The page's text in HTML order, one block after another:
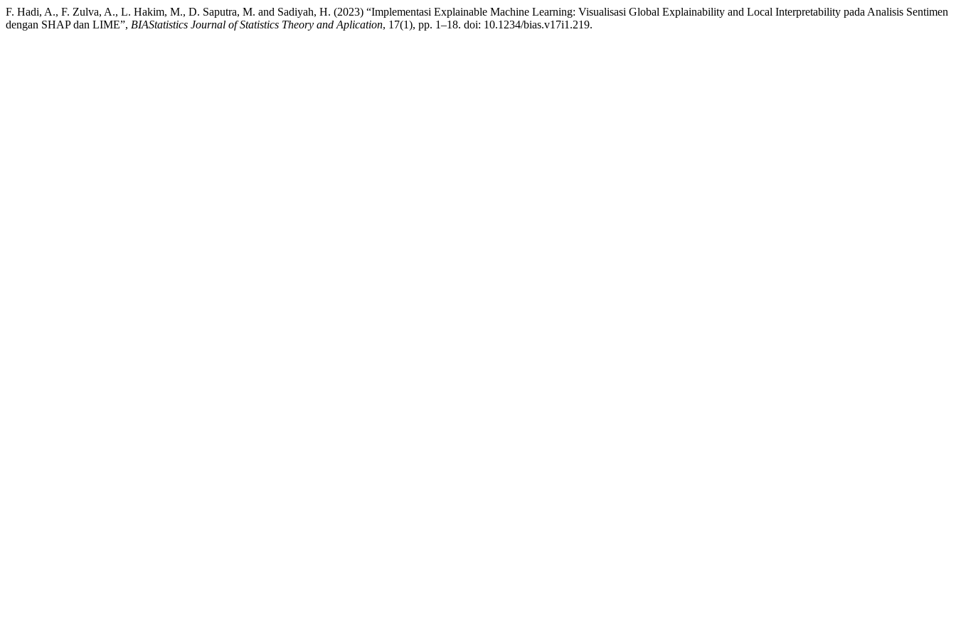
F. Hadi, A., F. Zulva, A., L. Hakim, M., D. Saputra, M. and Sadiyah, H. (2023) “Implementasi Explainable Machine Learning: Visualisasi Global Explainability and Local Interpretability pada Analisis Sentimen
dengan SHAP dan LIME”, BIAStatistics Journal of Statistics Theory and Aplication, 17(1), pp. 1–18. doi: 10.1234/bias.v17i1.219.